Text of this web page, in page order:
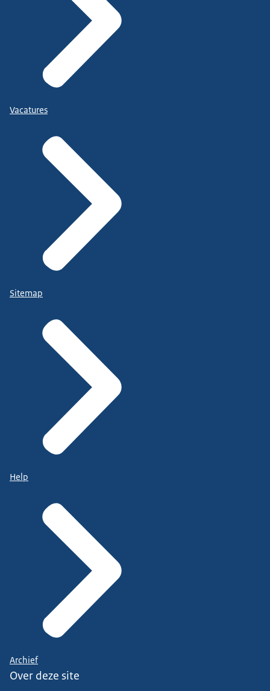
Vacatures
Sitemap
Help
Archief
Over deze site